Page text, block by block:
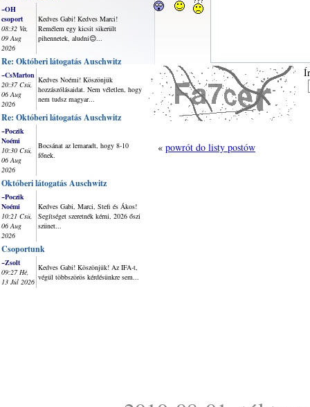
~OH
csoport
08:32 Va,
09 Aug
2026
Kedves Gabi! Kedves Marci!
Remélem egy kicsit sikerült
pihennetek, aludni😊...
Re: Októberi látogatás Auschwitz
~CsMarton
20:37 Csü,
06 Aug
2026
Kedves Noémi! Köszönjük
hozzászólásaidat. Nem véletlen, hogy
nem tudsz magyar...
Re: Októberi látogatás Auschwitz
~Poczik
Noémi
10:30 Csü,
06 Aug
2026
Bocsánat az lemaradt, hogy 8-10
főnek.
Októberi látogatás Auschwitz
~Poczik
Noémi
10:21 Csü,
06 Aug
2026
Kedves Gabi, Marci, Stefi és Ákos!
Segítséget szeretnék kérni, 2026 őszi
szünet...
Csoportunk
~Zsolt
09:27 Hé,
13 Júl 2026
Kedves Gabi! Köszönjük! Az IFA-t,
végül többszörös kérdésünkre sem...
« powrót do listy postów